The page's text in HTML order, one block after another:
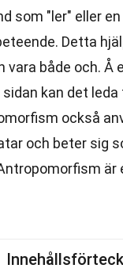
som "ler" eller
Detta
vara både och.
kan det
också
och beter sig